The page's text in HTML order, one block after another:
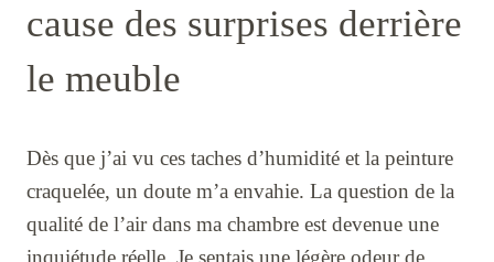
cause des surprises derrière
le meuble
Dès que j’ai vu ces taches d’humidité et la peinture
craquelée, un doute m’a envahie. La question de la
qualité de l’air dans ma chambre est devenue une
inquiétude réelle. Je sentais une légère odeur de